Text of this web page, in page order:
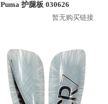
Puma 护腿板 030626
暂无购买链接